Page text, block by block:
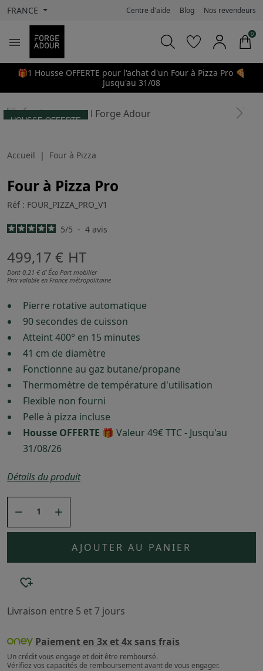
FRANCE Centre d'aide Blog Nos revendeurs

0
🎁1 Housse OFFERTE pour l'achat d'un Four à Pizza Pro 🍕
Jusqu'au 31/08
HOUSSE OFFERTE
Previous Next
Accueil Four à Pizza
Four à Pizza Pro
Réf : FOUR_PIZZA_PRO_V1
5/5 - 4 avis
499,17 € HT
Dont 0,21 € d’ Éco Part mobilier
Prix valable en France métropolitaine
Pierre rotative automatique
90 secondes de cuisson
Atteint 400° en 15 minutes
41 cm de diamètre
Fonctionne au gaz butane/propane
Thermomètre de température d'utilisation
Flexible non fourni
Pelle à pizza incluse
Housse OFFERTE 🎁 Valeur 49€ TTC - Jusqu'au
31/08/26
Détails du produit
 
AJOUTER AU PANIER
Livraison entre 5 et 7 jours
Paiement en 3x et 4x sans frais
Un crédit vous engage et doit être remboursé.
Vérifiez vos capacités de remboursement avant de vous engager.